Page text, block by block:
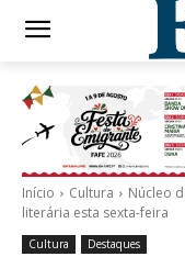
Início Cultura
Núcleo
literária esta sexta-feira
Cultura Destaques